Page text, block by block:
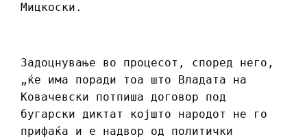
Мицкоски.
Задоцнување во процесот, според него,
„ќе има поради тоа што Владата на
Ковачевски потпиша договор под
бугарски диктат којшто народот не го
прифаќа и е надвор од политички